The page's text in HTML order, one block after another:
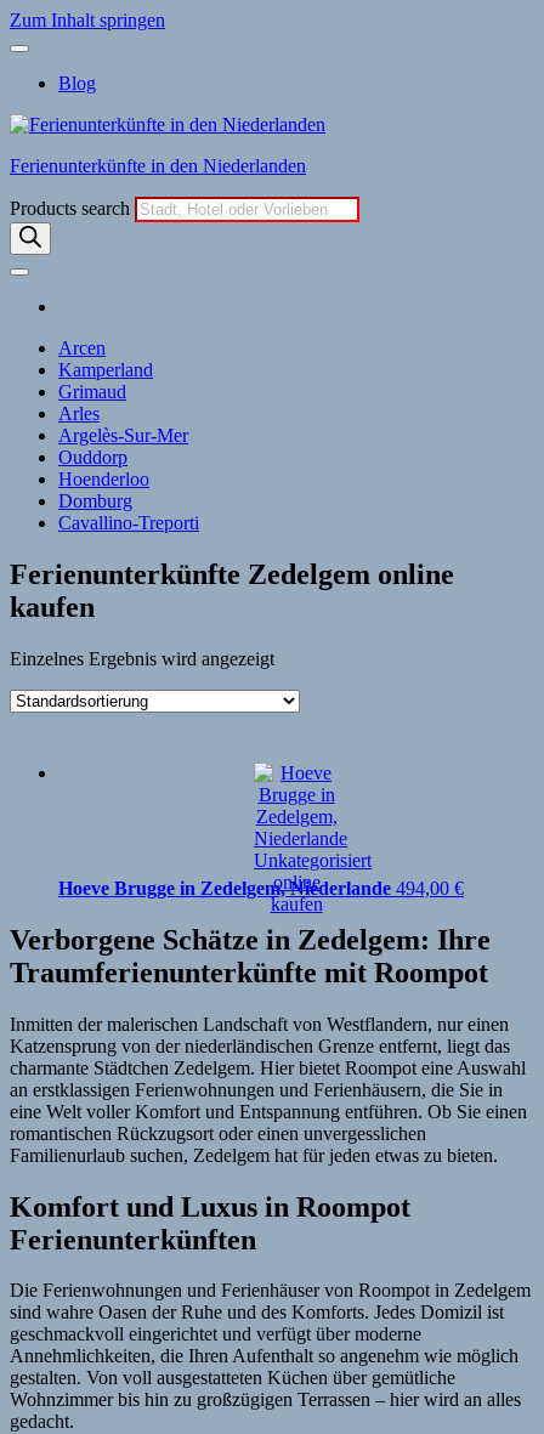
Zum Inhalt springen
Blog
Ferienunterkünfte in den Niederlanden
Products search
Arcen
Kamperland
Grimaud
Arles
Argelès-Sur-Mer
Ouddorp
Hoenderloo
Domburg
Cavallino-Treporti
Ferienunterkünfte Zedelgem online
kaufen
Einzelnes Ergebnis wird angezeigt
Hoeve Brugge in Zedelgem, Niederlande 494,00 €
Verborgene Schätze in Zedelgem: Ihre
Traumferienunterkünfte mit Roompot
Inmitten der malerischen Landschaft von Westflandern, nur einen
Katzensprung von der niederländischen Grenze entfernt, liegt das
charmante Städtchen Zedelgem. Hier bietet Roompot eine Auswahl
an erstklassigen Ferienwohnungen und Ferienhäusern, die Sie in
eine Welt voller Komfort und Entspannung entführen. Ob Sie einen
romantischen Rückzugsort oder einen unvergesslichen
Familienurlaub suchen, Zedelgem hat für jeden etwas zu bieten.
Komfort und Luxus in Roompot
Ferienunterkünften
Die Ferienwohnungen und Ferienhäuser von Roompot in Zedelgem
sind wahre Oasen der Ruhe und des Komforts. Jedes Domizil ist
geschmackvoll eingerichtet und verfügt über moderne
Annehmlichkeiten, die Ihren Aufenthalt so angenehm wie möglich
gestalten. Von voll ausgestatteten Küchen über gemütliche
Wohnzimmer bis hin zu großzügigen Terrassen – hier wird an alles
gedacht.